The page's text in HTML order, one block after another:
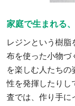
家庭で生まれる
レジンという樹脂
布を使った小物
を楽しむ人たちの
性を発揮したりし
査では、作り手に